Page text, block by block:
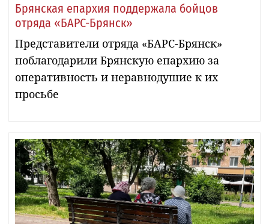
Брянская епархия поддержала бойцов
отряда «БАРС-Брянск»
Представители отряда «БАРС-Брянск»
поблагодарили Брянскую епархию за
оперативность и неравнодушие к их
просьбе